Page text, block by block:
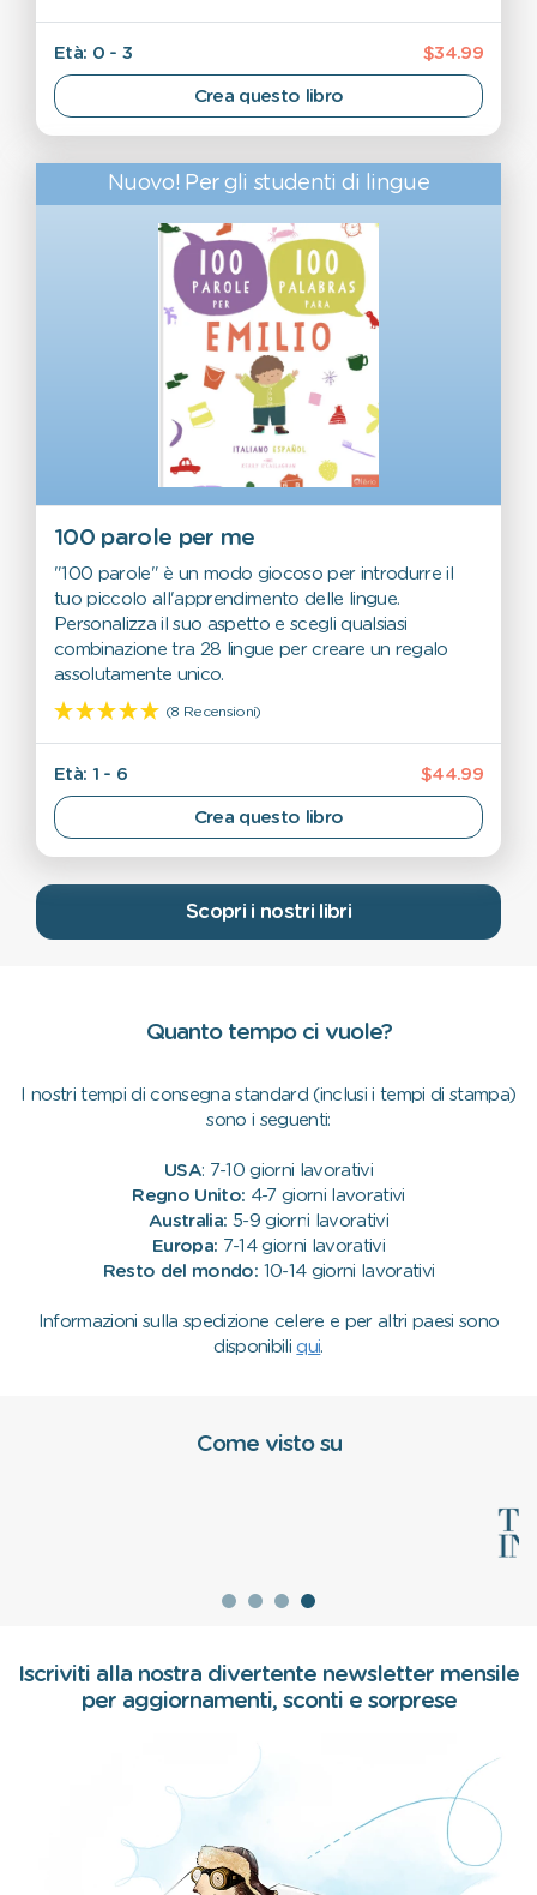
$34.99
Età: 0 - 3
Crea questo libro
Nuovo! Per gli studenti di lingue
100 parole per me
"100 parole" è un modo giocoso per introdurre il
tuo piccolo all'apprendimento delle lingue.
Personalizza il suo aspetto e scegli qualsiasi
combinazione tra 28 lingue per creare un regalo
assolutamente unico.
(8 Recensioni)
$44.99
Età: 1 - 6
Crea questo libro
Scopri i nostri libri
Quanto tempo ci vuole?
I nostri tempi di consegna standard (inclusi i tempi di stampa)
sono i seguenti:
USA: 7-10 giorni lavorativi
Regno Unito: 4-7 giorni lavorativi
Australia: 5-9 giorni lavorativi
Europa: 7-14 giorni lavorativi
Resto del mondo: 10-14 giorni lavorativi
Informazioni sulla spedizione celere e per altri paesi sono
disponibiliqui.
Come visto su
Iscriviti alla nostra divertente newsletter mensile
per aggiornamenti, sconti e sorprese